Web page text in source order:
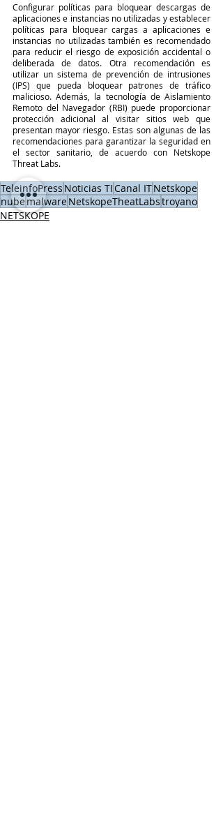
Configurar políticas para bloquear descargas de
aplicaciones e instancias no utilizadas y establecer
políticas para bloquear cargas a aplicaciones e
instancias no utilizadas también es recomendado
para reducir el riesgo de exposición accidental o
deliberada de datos. Otra recomendación es
utilizar un sistema de prevención de intrusiones
(IPS) que pueda bloquear patrones de tráfico
malicioso. Además, la tecnología de Aislamiento
Remoto del Navegador (RBI) puede proporcionar
protección adicional al visitar sitios web que
presentan mayor riesgo. Estas son algunas de las
recomendaciones para garantizar la seguridad en
el sector sanitario, de acuerdo con Netskope
Threat Labs.
TeleinfoPress Noticias TICanal ITNetskope
nube malwareNetskopeTheatLabstroyano
NETSKOPE